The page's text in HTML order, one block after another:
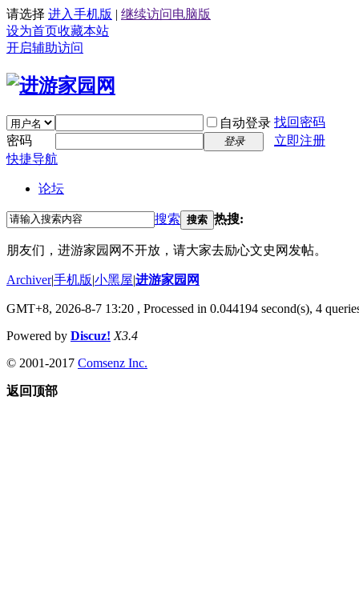
请选择 进入手机版 | 继续访问电脑版
设为首页收藏本站
开启辅助访问
自动登录 找回密码
密码
登录
立即注册
快捷导航
论坛
搜索 搜索 热搜:
朋友们，进游家园网不开放，请大家去励心文史网发帖。
Archiver|手机版|小黑屋|进游家园网
GMT+8, 2026-8-7 13:20 , Processed in 0.044194 second(s), 4
Powered by Discuz! X3.4
© 2001-2017 Comsenz Inc.
返回顶部